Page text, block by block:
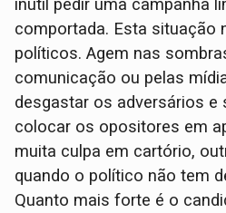
inútil pedir uma campanha
comportada. Esta situação
políticos. Agem nas
comunicação ou pelas
desgastar os adversários e
colocar os opositores em
muita culpa em cartório,
quando o político não tem
Quanto mais forte é o